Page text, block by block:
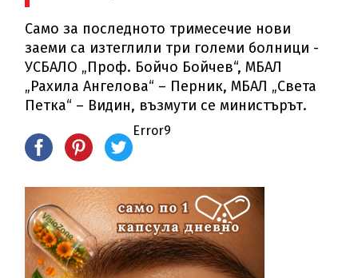
Само за последното тримесечие нови
заеми са изтеглили три големи болници -
УСБАЛО „Проф. Бойчо Бойчев“, МБАЛ
„Рахила Ангелова“ – Перник, МБАЛ „Света
Петка“ – Видин, възмути се министърът.
Error9